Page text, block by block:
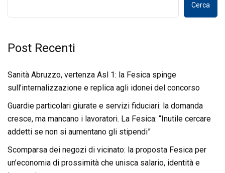
Cerca
Post Recenti
Sanità Abruzzo, vertenza Asl 1: la Fesica spinge
sull’internalizzazione e replica agli idonei del concorso
Guardie particolari giurate e servizi fiduciari: la domanda
cresce, ma mancano i lavoratori. La Fesica: “Inutile cercare
addetti se non si aumentano gli stipendi”
Scomparsa dei negozi di vicinato: la proposta Fesica per
un’economia di prossimità che unisca salario, identità e